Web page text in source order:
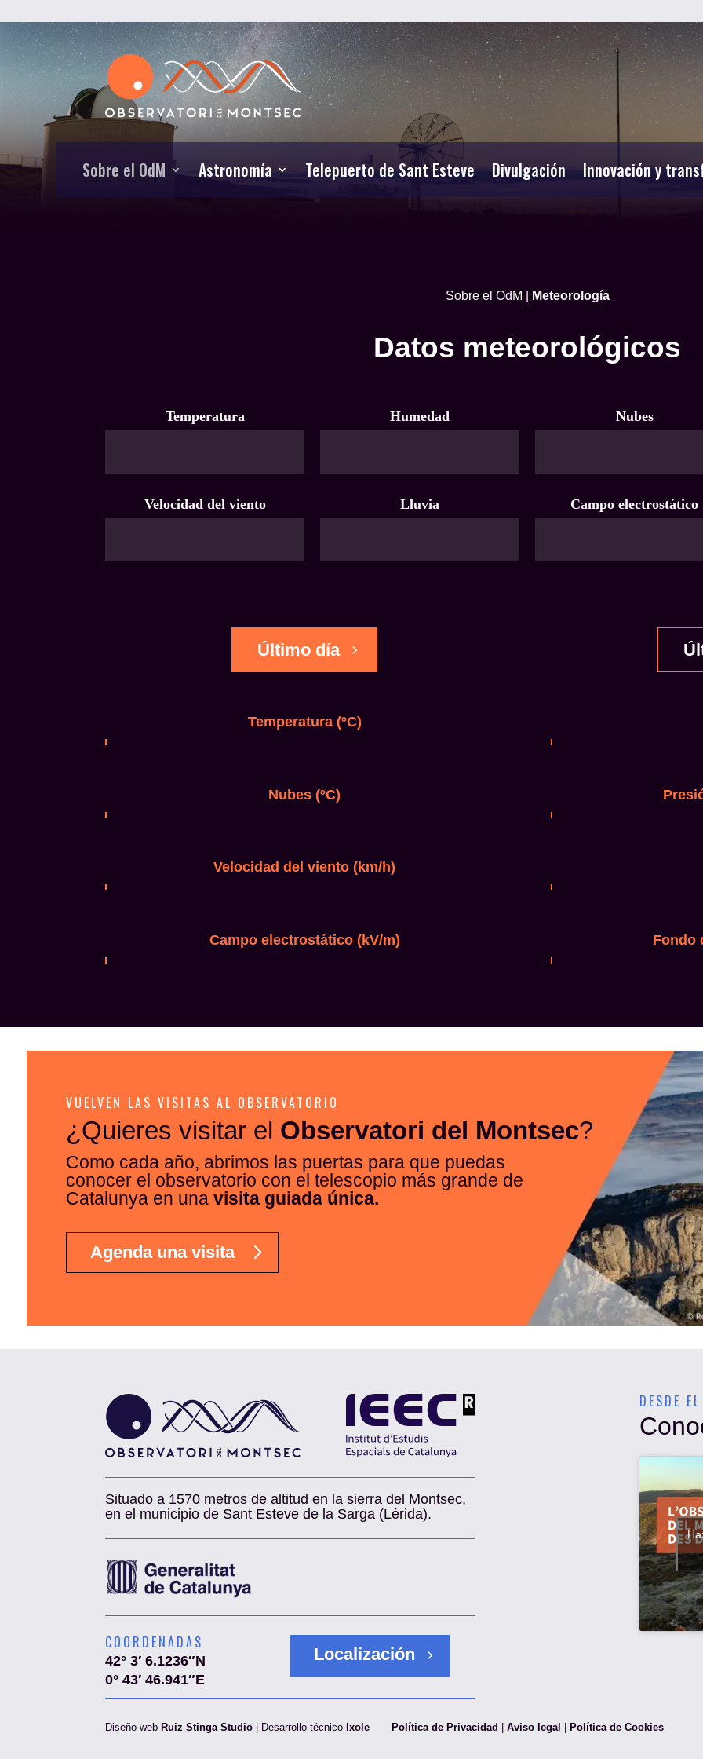
Sobre el OdM Astronomía Telepuerto de Sant Esteve Divulgación Innovación y
Sobre el OdM Meteorología
Datos meteorológicos
Temperatura Humedad Nubes
Velocidad del viento Lluvia Campo electrostático
Último día
Temperatura (ºC)
Nubes (ºC)
Velocidad del viento (km/h)
Campo electrostático (kV/m) Fondo
VUELVEN LAS VISITAS AL OBSERVATORIO
¿Quieres visitar el Observatori del Montsec?
Como cada año, abrimos las puertas para que puedas
conocer el observatorio con el telescopio más grande de
Catalunya en una visita guiada única.
Agenda una visita
Situado a 1570 metros de altitud en la sierra del Montsec,
en el municipio de Sant Esteve de la Sarga (Lérida).
COORDENADAS
42° 3′ 6.1236″N
0° 43′ 46.941″E
Localización
DESDE
Diseño web Ruiz Stinga Studio | Desarrollo técnico Ixole Política de Privacidad |Aviso legal Política de Cookies